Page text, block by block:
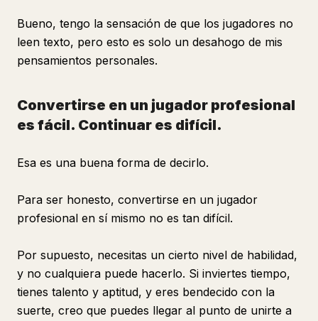
Bueno, tengo la sensación de que los jugadores no
leen texto, pero esto es solo un desahogo de mis
pensamientos personales.
Convertirse en un jugador profesional
es fácil. Continuar es difícil.
Esa es una buena forma de decirlo.
Para ser honesto, convertirse en un jugador
profesional en sí mismo no es tan difícil.
Por supuesto, necesitas un cierto nivel de habilidad,
y no cualquiera puede hacerlo. Si inviertes tiempo,
tienes talento y aptitud, y eres bendecido con la
suerte, creo que puedes llegar al punto de unirte a